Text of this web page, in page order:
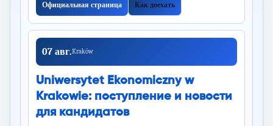
Официальная страница Как доехать
07 авг.Kraków
Uniwersytet Ekonomiczny w
Krakowie: поступление и новости
для кандидатов